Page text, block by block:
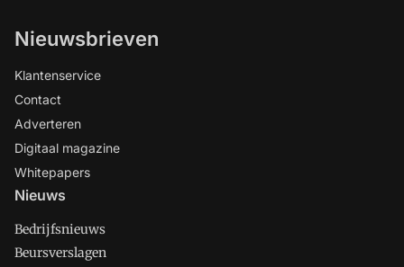
Nieuwsbrieven
Klantenservice
Contact
Adverteren
Digitaal magazine
Whitepapers
Nieuws
Bedrijfsnieuws
Beursverslagen